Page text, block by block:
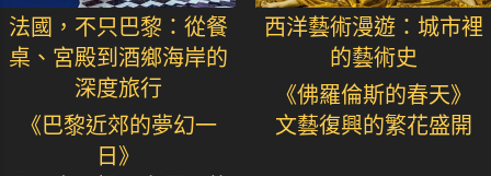
法國，不只巴黎：從餐
桌、宮殿到酒鄉海岸的
深度旅行
《巴黎近郊的夢幻一
日》
西洋藝術漫遊：城市裡
的藝術史
《佛羅倫斯的春天》
文藝復興的繁花盛開